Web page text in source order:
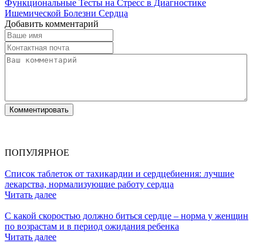
Функциональные Тесты на Стресс в Диагностике
Ишемической Болезни Сердца
Добавить комментарий
ПОПУЛЯРНОЕ
Список таблеток от тахикардии и сердцебиения: лучшие
лекарства, нормализующие работу сердца
Читать далее
С какой скоростью должно биться сердце – норма у женщин
по возрастам и в период ожидания ребенка
Читать далее